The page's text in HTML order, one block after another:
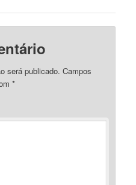
será publicado. Campos
*